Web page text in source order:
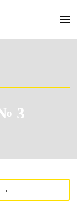
3
→